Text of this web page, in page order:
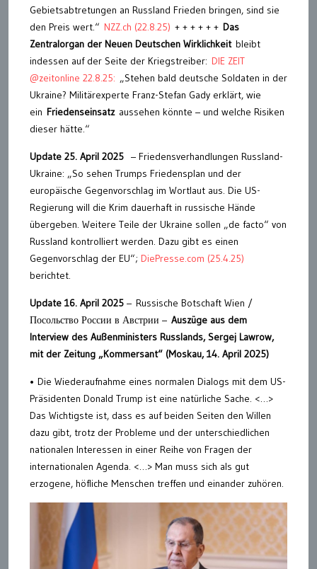
Gebietsabtretungen an Russland Frieden bringen, sind sie
den Preis wert.“ NZZ.ch (22.8.25) + + + + + + Das
Zentralorgan der Neuen Deutschen Wirklichkeitbleibt
indessen auf der Seite der Kriegstreiber: DIE ZEIT
@zeitonline 22.8.25: „Stehen bald deutsche Soldaten in der
Ukraine? Militärexperte Franz-Stefan Gady erklärt, wie
ein Friedenseinsatz aussehen könnte – und welche Risiken
dieser hätte.“
Update 25. April 2025 – Friedensverhandlungen Russland-
Ukraine: „So sehen Trumps Friedensplan und der
europäische Gegenvorschlag im Wortlaut aus. Die US-
Regierung will die Krim dauerhaft in russische Hände
übergeben. Weitere Teile der Ukraine sollen „de facto“ von
Russland kontrolliert werden. Dazu gibt es einen
Gegenvorschlag der EU“; DiePresse.com (25.4.25)
berichtet.
Update 16. April 2025 – Russische Botschaft Wien /
Посольство России в Австрии – Auszüge aus dem
Interview des Außenministers Russlands, Sergej Lawrow,
mit der Zeitung „Kommersant“ (Moskau, 14. April 2025)
• Die Wiederaufnahme eines normalen Dialogs mit dem US-
Präsidenten Donald Trump ist eine natürliche Sache. <…>
Das Wichtigste ist, dass es auf beiden Seiten den Willen
dazu gibt, trotz der Probleme und der unterschiedlichen
nationalen Interessen in einer Reihe von Fragen der
internationalen Agenda. <…> Man muss sich als gut
erzogene, höfliche Menschen treffen und einander zuhören.